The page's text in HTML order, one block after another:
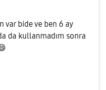
var bide ve ben 6 ay
da kullanmadım sonra